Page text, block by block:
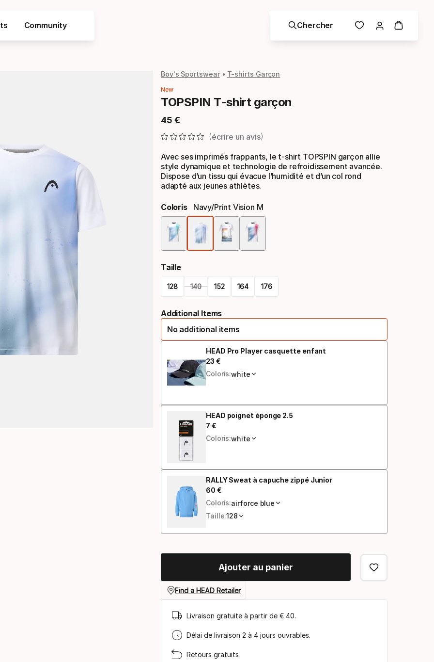
Community Chercher
Boy's Sportswear T-shirts Garçon
New
TOPSPIN T-shirt garçon
45 €
Prix final
écrire un avis
Avec ses imprimés frappants, le t-shirt TOPSPIN garçon allie
style dynamique et technologie de refroidissement avancée.
Dispose d’un tissu qui évacue l’humidité et d’un col rond
adapté aux jeunes athlètes.
Coloris Navy/print Vision M
coloris
Taille
128 140 152 164 176
de
taille
Additional Items
No additional items
HEAD Pro Player casquette enfant
23 €
Prix final
Coloris:white
HEAD poignet éponge 2.5
7 €
Prix final
Coloris:white
RALLY Sweat à capuche zippé Junior
60 €
Prix final
Coloris:airforce blue
Taille:128
Ajouter au panier
Find a HEAD Retailer
Livraison gratuite à partir de € 40.
Délai de livraison 2 à 4 jours ouvrables.
Retours gratuits